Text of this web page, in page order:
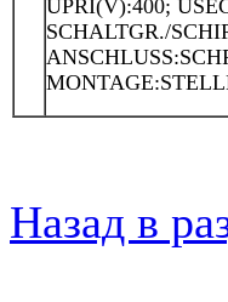
UPRI(V):400;
SCHALTGR./
Назад в